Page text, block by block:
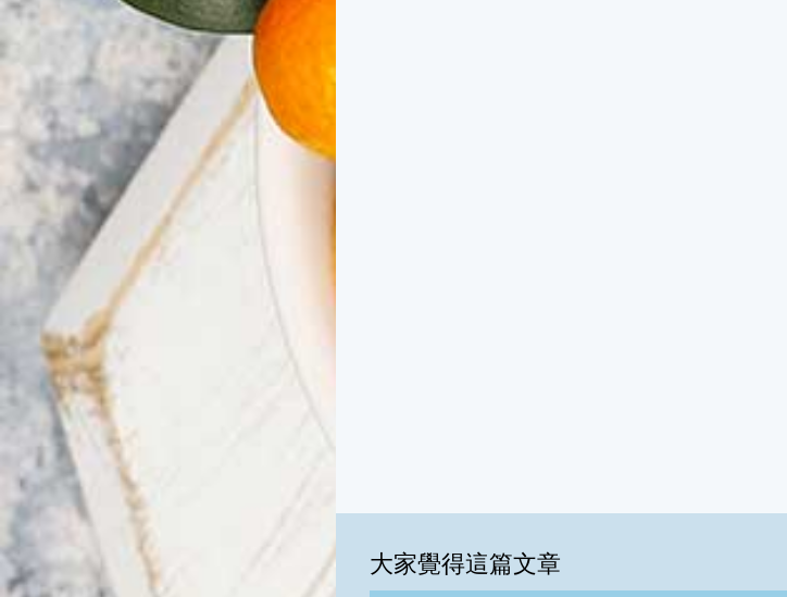
大家覺得這篇文章